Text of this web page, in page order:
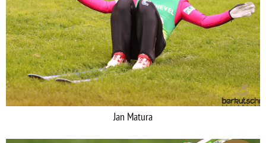
Jan Matura